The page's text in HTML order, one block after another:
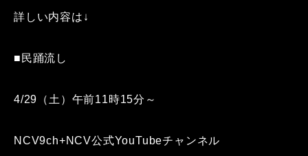
詳しい内容は↓
■民踊流し
4/29（土）午前11時15分～
NCV9ch+NCV公式YouTubeチャンネル